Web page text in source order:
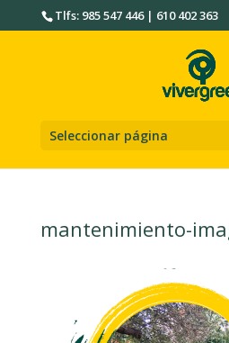
Tlfs: 985 547 446 | 610 402 363
Seleccionar página
mantenimiento-